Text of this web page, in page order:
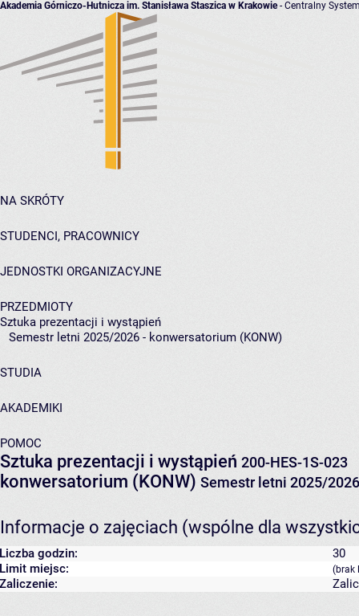
Akademia Górniczo-Hutnicza im. Stanisława Staszica w Krakowie- Centralny
NA SKRÓTY
STUDENCI, PRACOWNICY
JEDNOSTKI ORGANIZACYJNE
PRZEDMIOTY
Sztuka prezentacji i wystąpień
Semestr letni 2025/2026 - konwersatorium (KONW)
STUDIA
AKADEMIKI
POMOC
Sztuka prezentacji i wystąpień 200-HES-1S-023
konwersatorium (KONW) Semestr letni 2025/2026
Informacje o zajęciach (wspólne dla
Liczba godzin:
30
Limit miejsc:
(brak
Zaliczenie: